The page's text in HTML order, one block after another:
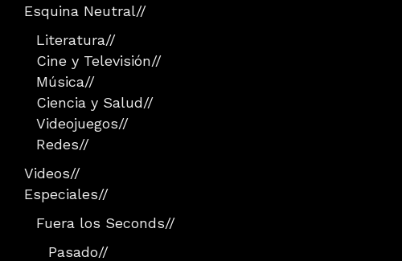
Esquina Neutral//
Literatura//
Cine y Televisión//
Música//
Ciencia y Salud//
Videojuegos//
Redes//
Videos//
Especiales//
Fuera los Seconds//
Pasado//